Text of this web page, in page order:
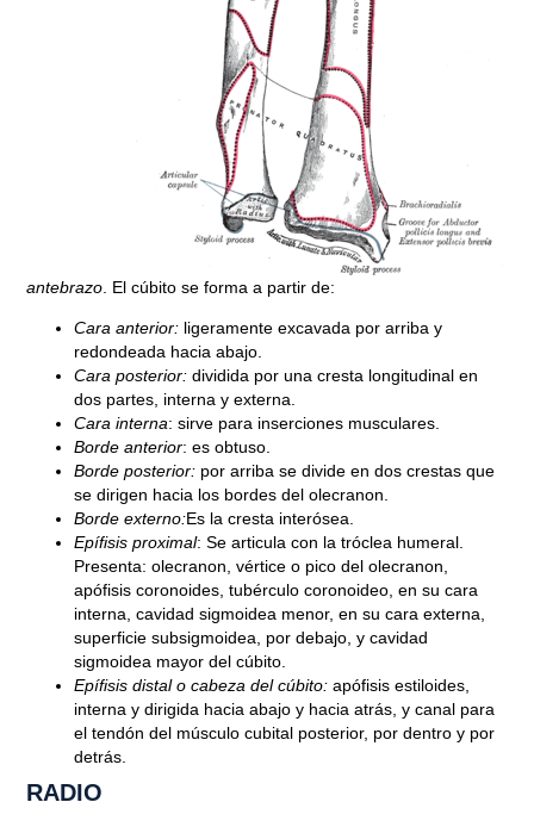
antebrazo . El cúbito se forma a partir de:
Cara anterior: ligeramente excavada por arriba y
redondeada hacia abajo.
Cara posterior:dividida por una cresta longitudinal en
dos partes, interna y externa.
Cara interna: sirve para inserciones musculares.
Borde anterior: es obtuso.
Borde posterior: por arriba se divide en dos crestas que
se dirigen hacia los bordes del olecranon.
Borde externo:Es la cresta interósea.
Epífisis proximal: Se articula con la tróclea humeral.
Presenta: olecranon, vértice o pico del olecranon,
apófisis coronoides, tubérculo coronoideo, en su cara
interna, cavidad sigmoidea menor, en su cara externa,
superficie subsigmoidea, por debajo, y cavidad
sigmoidea mayor del cúbito.
Epífisis distal o cabeza del cúbito:apófisis estiloides,
interna y dirigida hacia abajo y hacia atrás, y canal para
el tendón del músculo cubital posterior, por dentro y por
detrás.
RADIO